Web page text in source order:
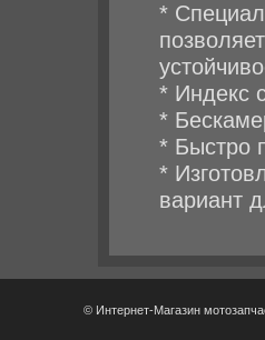
*
* Индекс
*
* Быстро
*
вариант
© Интернет-Магазин